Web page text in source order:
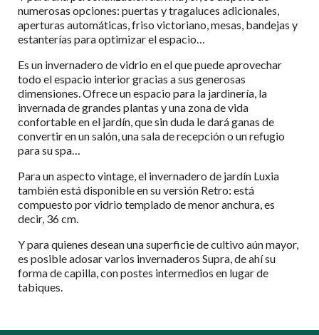
numerosas opciones: puertas y tragaluces adicionales,
aperturas automáticas, friso victoriano, mesas, bandejas y
estanterías para optimizar el espacio…
Es un invernadero de vidrio en el que puede aprovechar
todo el espacio interior gracias a sus generosas
dimensiones. Ofrece un espacio para la jardinería, la
invernada de grandes plantas y una zona de vida
confortable en el jardín, que sin duda le dará ganas de
convertir en un salón, una sala de recepción o un refugio
para su spa…
Para un aspecto vintage, el invernadero de jardín Luxia
también está disponible en su versión Retro: está
compuesto por vidrio templado de menor anchura, es
decir, 36 cm.
Y para quienes desean una superficie de cultivo aún mayor,
es posible adosar varios invernaderos Supra, de ahí su
forma de capilla, con postes intermedios en lugar de
tabiques.